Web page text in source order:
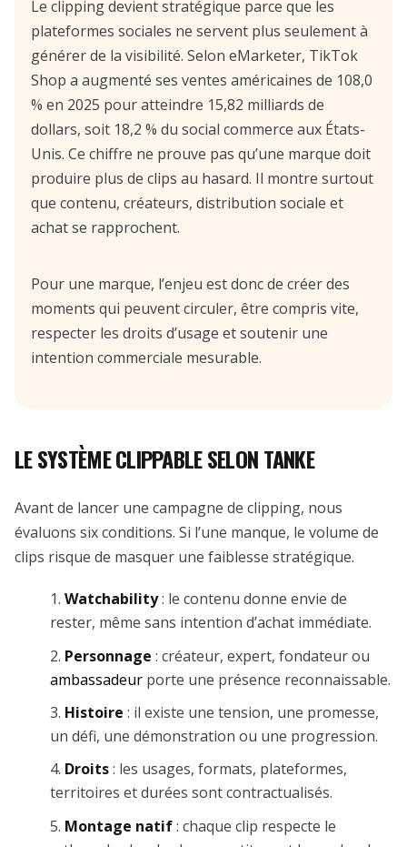
Le clipping devient stratégique parce que les
plateformes sociales ne servent plus seulement à
générer de la visibilité. Selon eMarketer, TikTok
Shop a augmenté ses ventes américaines de 108,0
% en 2025 pour atteindre 15,82 milliards de
dollars, soit 18,2 % du social commerce aux États-
Unis. Ce chiffre ne prouve pas qu’une marque doit
produire plus de clips au hasard. Il montre surtout
que contenu, créateurs, distribution sociale et
achat se rapprochent.
Pour une marque, l’enjeu est donc de créer des
moments qui peuvent circuler, être compris vite,
respecter les droits d’usage et soutenir une
intention commerciale mesurable.
LE SYSTÈME CLIPPABLE SELON TANKE
Avant de lancer une campagne de clipping, nous
évaluons six conditions. Si l’une manque, le volume de
clips risque de masquer une faiblesse stratégique.
Watchability: le contenu donne envie de
rester, même sans intention d’achat immédiate.
Personnage : créateur, expert, fondateur ou
ambassadeur porte une présence reconnaissable.
Histoire : il existe une tension, une promesse,
un défi, une démonstration ou une progression.
Droits: les usages, formats, plateformes,
territoires et durées sont contractualisés.
Montage natif: chaque clip respecte le